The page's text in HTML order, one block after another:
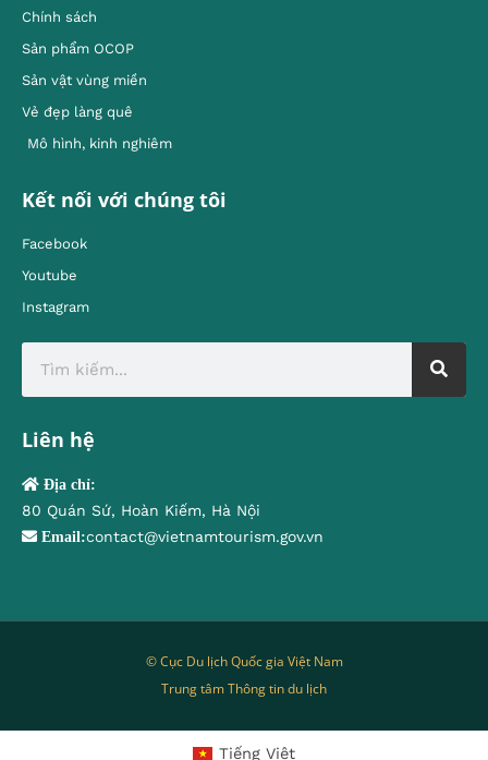
Chính sách
Sản phẩm OCOP
Sản vật vùng miền
Vẻ đẹp làng quê
Mô hình, kinh nghiêm
Kết nối với chúng tôi
Facebook
Youtube
Instagram
Liên hệ
Địa chỉ:
80 Quán Sứ, Hoàn Kiếm, Hà Nội
Email:contact@vietnamtourism.gov.vn
© Cục Du lịch Quốc gia Việt Nam
Trung tâm Thông tin du lịch
Tiếng Việt